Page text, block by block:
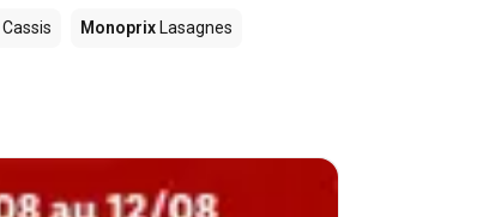
Cassis Monoprix Lasagnes